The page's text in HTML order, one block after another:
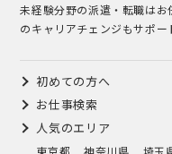
未経験分野の派遣・転職は
のキャリアチェンジもサポー
初めての方へ
お仕事検索
人気のエリア
東京都 神奈川県 埼玉